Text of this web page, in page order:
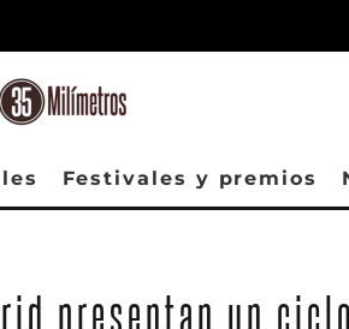
Festivales y premios
presentan un